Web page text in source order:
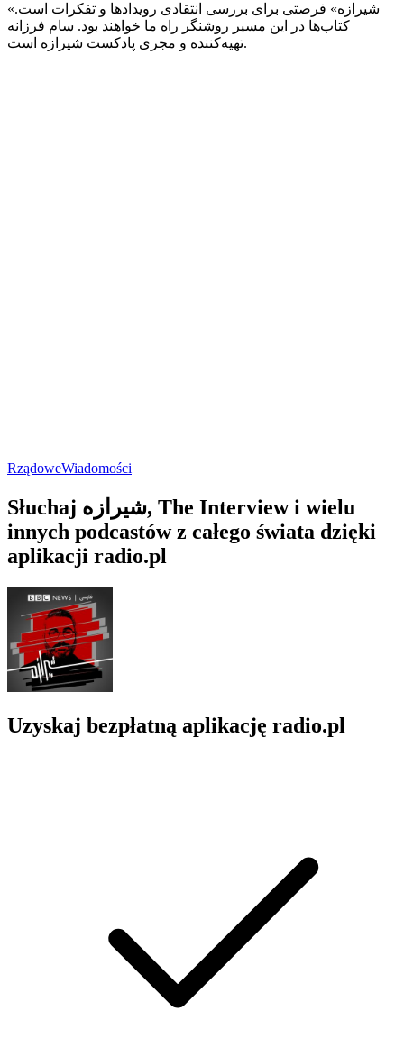
«شیرازه» فرصتی برای بررسی انتقادی رویدادها و تفکرات است.
کتاب‌ها در این مسیر روشنگر راه ما خواهند بود. سام فرزانه
تهیه‌کننده و مجری پادکست شیرازه است.
RządoweWiadomości
Słuchaj شیرازه, The Interview i wielu
innych podcastów z całego świata dzięki
aplikacji radio.pl
Uzyskaj bezpłatną aplikację radio.pl